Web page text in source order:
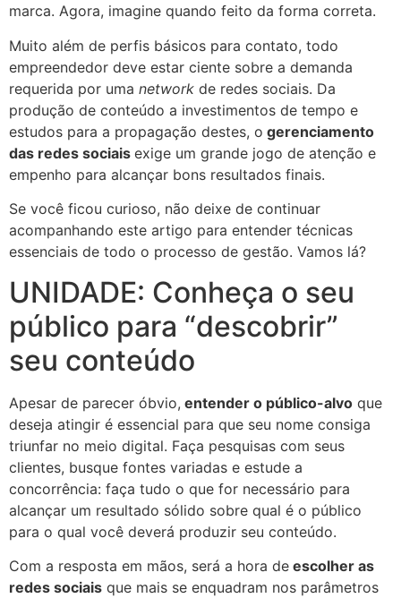
marca. Agora, imagine quando feito da forma correta.
Muito além de perfis básicos para contato, todo
empreendedor deve estar ciente sobre a demanda
requerida por uma network de redes sociais. Da
produção de conteúdo a investimentos de tempo e
estudos para a propagação destes, o gerenciamento
das redes sociais exige um grande jogo de atenção e
empenho para alcançar bons resultados finais.
Se você ficou curioso, não deixe de continuar
acompanhando este artigo para entender técnicas
essenciais de todo o processo de gestão. Vamos lá?
UNIDADE: Conheça o seu
público para “descobrir”
seu conteúdo
Apesar de parecer óbvio, entender o público-alvo que
deseja atingir é essencial para que seu nome consiga
triunfar no meio digital. Faça pesquisas com seus
clientes, busque fontes variadas e estude a
concorrência: faça tudo o que for necessário para
alcançar um resultado sólido sobre qual é o público
para o qual você deverá produzir seu conteúdo.
Com a resposta em mãos, será a hora de escolher as
redes sociais que mais se enquadram nos parâmetros